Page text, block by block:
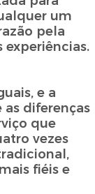
um
pela
e a
as diferenças
que
vezes
fiéis e